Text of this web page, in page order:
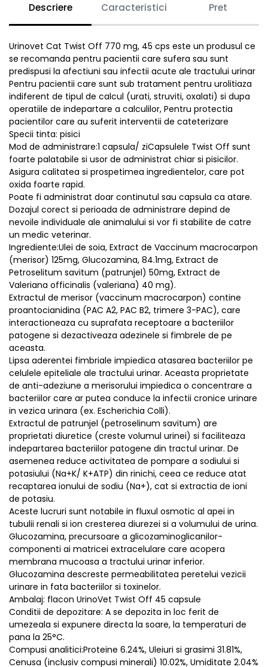
Descriere Caracteristici Pret
Urinovet Cat Twist Off 770 mg, 45 cps este un produsul ce
se recomanda pentru pacientii care sufera sau sunt
predispusi la afectiuni sau infectii acute ale tractului urinar
Pentru pacientii care sunt sub tratament pentru urolitiaza
indiferent de tipul de calcul (urati, struviti, oxalati) si dupa
operatiile de indepartare a calculilor, Pentru protectia
pacientilor care au suferit interventii de cateterizare
Specii tinta: pisici
Mod de administrare:1 capsula/ ziCapsulele Twist Off sunt
foarte palatabile si usor de administrat chiar si pisicilor.
Asigura calitatea si prospetimea ingredientelor, care pot
oxida foarte rapid.
Poate fi administrat doar continutul sau capsula ca atare.
Dozajul corect si perioada de administrare depind de
nevoile individuale ale animalului si vor fi stabilite de catre
un medic veterinar.
Ingrediente:Ulei de soia, Extract de Vaccinum macrocarpon
(merisor) 125mg, Glucozamina, 84.1mg, Extract de
Petroselitum savitum (patrunjel) 50mg, Extract de
Valeriana officinalis (valeriana) 40 mg).
Extractul de merisor (vaccinum macrocarpon) contine
proantocianidina (PAC A2, PAC B2, trimere 3-PAC), care
interactioneaza cu suprafata receptoare a bacteriilor
patogene si dezactiveaza adezinele si fimbrele de pe
aceasta.
Lipsa aderentei fimbriale impiedica atasarea bacteriilor pe
celulele epiteliale ale tractului urinar. Aceasta proprietate
de anti-adeziune a merisorului impiedica o concentrare a
bacteriilor care ar putea conduce la infectii cronice urinare
in vezica urinara (ex. Escherichia Colli).
Extractul de patrunjel (petroselinum savitum) are
proprietati diuretice (creste volumul urinei) si faciliteaza
indepartarea bacteriilor patogene din tractul urinar. De
asemenea reduce activitatea de pompare a sodiului si
potasiului (Na+K/ K+ATP) din rinichi, ceea ce reduce atat
recaptarea ionului de sodiu (Na+), cat si extractia de ioni
de potasiu.
Aceste lucruri sunt notabile in fluxul osmotic al apei in
tubulii renali si ion cresterea diurezei si a volumului de urina.
Glucozamina, precursoare a glicozaminoglicanilor-
componenti ai matricei extracelulare care acopera
membrana mucoasa a tractului urinar inferior.
Glucozamina descreste permeabilitatea peretelui vezicii
urinare in fata bacteriilor si toxinelor.
Ambalaj: flacon UrinoVet Twist Off 45 capsule
Conditii de depozitare: A se depozita in loc ferit de
umezeala si expunere directa la soare, la temperaturi de
pana la 25°C.
Compusi analitici:Proteine 6.24%, Uleiuri si grasimi 31.81%,
Cenusa (inclusiv compusi minerali) 10.02%, Umiditate 2.04%